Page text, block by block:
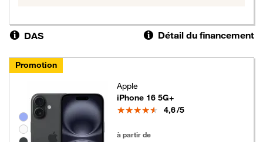
DAS Détail du financement
Promotion
Groupe de couleurs disponibles non sélectionnables
Apple
iPhone 16 5G+
Note
4,6/5
à partir de